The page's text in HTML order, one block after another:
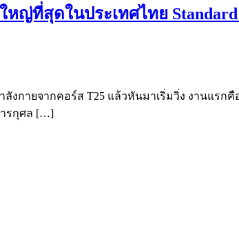
ญ่ที่สุดในประเทศไทย Standard
งกายจากคอร์ส T25 แล้วหันมาเริ่มวิ่ง งานแรก
ารกุศล […]